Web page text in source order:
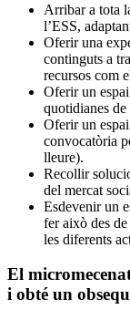
Arribar a tota
l’ESS,
Oferir una
continguts a
recursos com
Oferir un espai
quotidianes de
Oferir un
convocatòria
lleure).
Recollir
del mercat
Esdevenir un
fer això des
les diferents
El
i obté un